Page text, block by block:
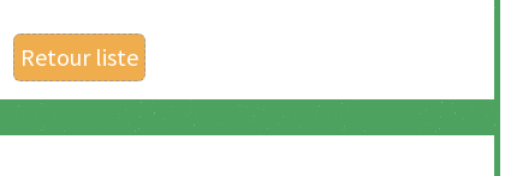
Retour liste